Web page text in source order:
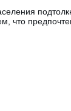
что